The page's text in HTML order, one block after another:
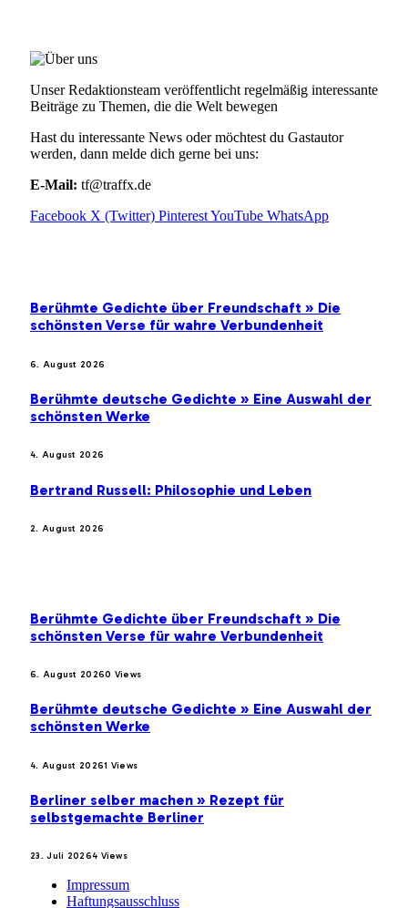
Unser Redaktionsteam veröffentlicht regelmäßig interessante
Beiträge zu Themen, die die Welt bewegen
Hast du interessante News oder möchtest du Gastautor
werden, dann melde dich gerne bei uns:
E-Mail: tf@traffx.de
Facebook X (Twitter) PinterestYouTube WhatsApp
Berühmte Gedichte über Freundschaft » Die
schönsten Verse für wahre Verbundenheit
6. August 2026
Berühmte deutsche Gedichte » Eine Auswahl der
schönsten Werke
4. August 2026
Bertrand Russell: Philosophie und Leben
2. August 2026
Berühmte Gedichte über Freundschaft » Die
schönsten Verse für wahre Verbundenheit
6. August 20260 Views
Berühmte deutsche Gedichte » Eine Auswahl der
schönsten Werke
4. August 20261 Views
Berliner selber machen » Rezept für
selbstgemachte Berliner
23. Juli 20264 Views
Impressum
Haftungsausschluss